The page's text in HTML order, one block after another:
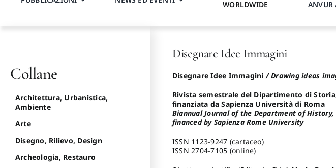
WORLDWIDE
ANVUR
Disegnare Idee Immagini
Disegnare Idee Immagini/ Drawing ideas
Rivista semestrale del Dipartimento di
finanziata da Sapienza Università di Roma
Biannual Journal of the Department of
financed by Sapienza Rome University
ISSN 1123-9247 (cartaceo)
ISSN 2704-7105 (online)
Collane
Architettura, Urbanistica,
Ambiente
Arte
Disegno, Rilievo, Design
Archeologia, Restauro